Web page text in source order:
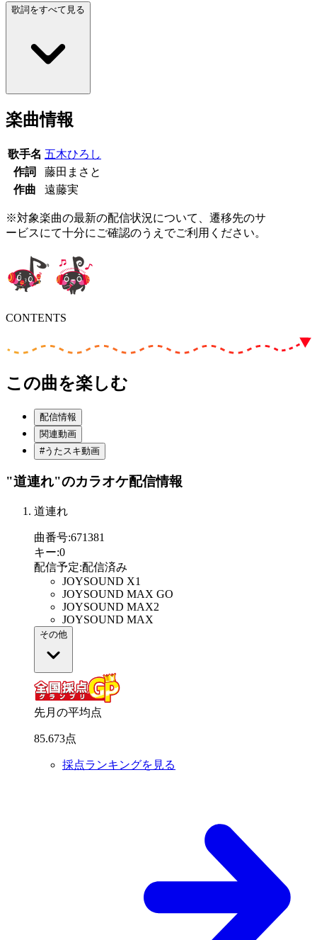
歌詞をすべて見る
楽曲情報
歌手名 五木ひろし
作詞
藤田まさと
作曲
遠藤実
※対象楽曲の最新の配信状況について、遷移先のサ
ービスにて十分にご確認のうえでご利用ください。
CONTENTS
この曲を楽しむ
配信情報
関連動画
#うたスキ動画
"道連れ"のカラオケ配信情報
道連れ
曲番号:671381
キー:0
配信予定:配信済み
JOYSOUND X1
JOYSOUND MAX GO
JOYSOUND MAX2
JOYSOUND MAX
その他
先月の平均点
85.673点
採点ランキングを見る